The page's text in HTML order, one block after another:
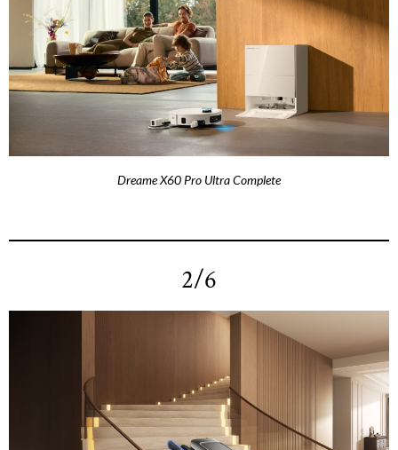
Dreame X60 Pro Ultra Complete
2/6